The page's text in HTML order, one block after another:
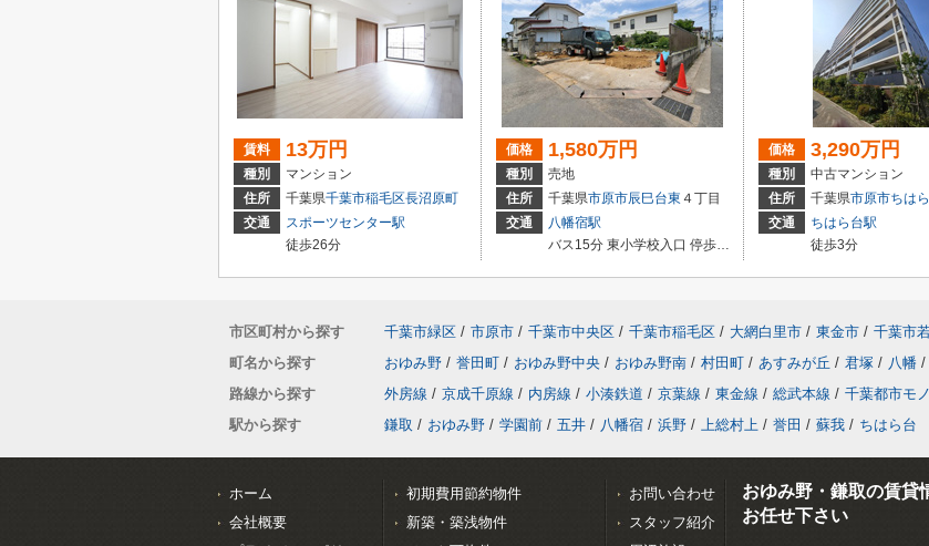
賃料 13万円
種別
マンション
住所
千葉県千葉市稲毛区長沼原町
交通
スポーツセンター駅
徒歩26分
価格 1,580万円
種別
売地
住所
千葉県市原市辰巳台東 ４丁目
交通
八幡宿駅
バス15分 東小学校入口 停歩2分
価格 3,290万円
種別
中古マンション
住所
千葉県市原市ちは
交通
ちはら台駅
徒歩3分
市区町村から探す 千葉市緑区 / 市原市 / 千葉市中央区 / 千葉市稲毛区 / 大網白里市 / 東金市 / 千葉市
町名から探す
おゆみ野 / 誉田町 / おゆみ野中央 / おゆみ野南 / 村田町 / あすみが丘 / 君塚 / 八幡 /
路線から探す
外房線 / 京成千原線 / 内房線 / 小湊鉄道 / 京葉線 / 東金線 / 総武本線 / 千葉都市モ
駅から探す
鎌取 / おゆみ野 / 学園前 / 五井 / 八幡宿 / 浜野 / 上総村上 / 誉田 / 蘇我 / ちはら台
ホーム
会社概要
初期費用節約物件
新築・築浅物件
お問い合わせ
スタッフ紹介
おゆみ野・鎌取の賃貸
お任せ下さい